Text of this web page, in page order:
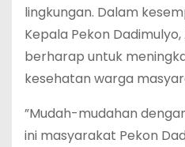
lingkungan. Dalam
Kepala Pekon Dadimulyo,
berharap untuk
kesehatan warga
”Mudah-mudahan
ini masyarakat Pekon